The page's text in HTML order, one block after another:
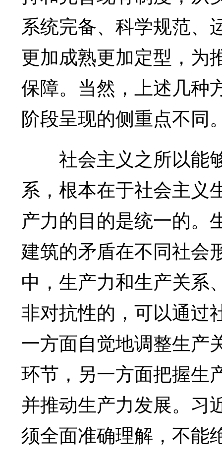
系统完备、科学规范、
更加成熟更加定型，为
保障。当然，上述几种
阶段呈现的侧重点不同
社会主义之所以能
系，根本在于社会主义
产力的目的是统一的。
建筑的矛盾在不同社会
中，生产力和生产关系
非对抗性的，可以通过
一方面自觉地调整生产
环节，另一方面把握生
并推动生产力发展。习
须全面准确理解，不能